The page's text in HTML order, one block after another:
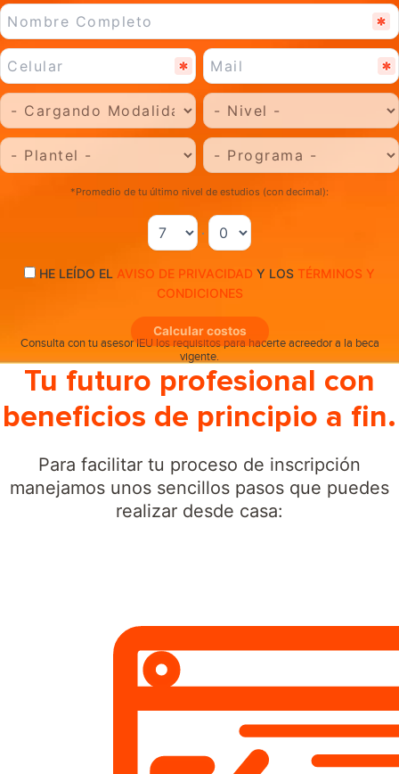
*Promedio de tu último nivel de estudios (con decimal):
.
HE LEÍDO EL AVISO DE PRIVACIDAD Y LOS TÉRMINOS Y
CONDICIONES
Calcular costos
Consulta con tu asesor IEU los requisitos para hacerte acreedor a la beca
vigente.
Tu futuro profesional con
beneficios de principio a fin.
Para facilitar tu proceso de inscripción
manejamos unos sencillos pasos que puedes
realizar desde casa: